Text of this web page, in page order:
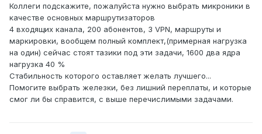
Коллеги подскажите, пожалуйста нужно выбрать микроники в
качестве основных маршрутизаторов
4 входящих канала, 200 абонентов, 3 VPN, маршруты и
маркировки, вообщем полный комплект,(примерная нагрузка
на один) сейчас стоят тазики под эти задачи, 1600 два ядра
нагрузка 40 %
Стабильность которого оставляет желать лучшего...
Помогите выбрать железки, без лишний переплаты, и которые
смог ли бы справится, с выше перечислимыми задачами.